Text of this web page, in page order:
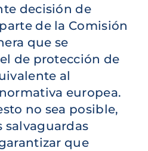
decisión de
de la Comisión
que se
de protección de
al
europea.
no sea posible,
salvaguardas
que